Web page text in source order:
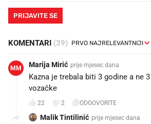
PRIJAVITE SE
KOMENTARI (39)
MM Marija Mirić prije mjesec dana
Kazna je trebala biti 3 godine a ne
vozačke
22 2 ODGOVORITE
Malik Tintilinić prije mjesec dana